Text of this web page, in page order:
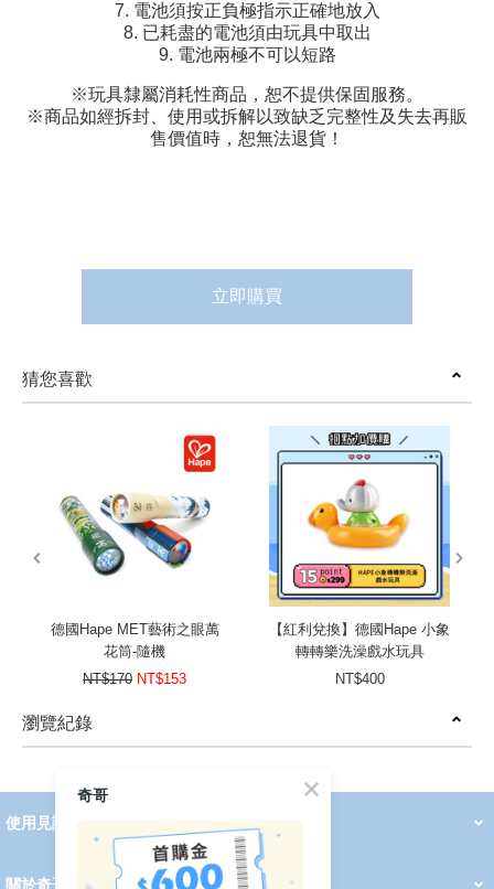
7. 電池須按正負極指示正確地放入
8. 已耗盡的電池須由玩具中取出
9. 電池兩極不可以短路
※玩具隸屬消耗性商品，恕不提供保固服務。
※商品如經拆封、使用或拆解以致缺乏完整性及失去再販
售價值時，恕無法退貨！
立即購買
猜您喜歡
德國Hape MET藝術之眼萬
花筒-隨機
NT$170 NT$153
【紅利兌換】德國Hape 小象
轉轉樂洗澡戲水玩具
NT$400
next
瀏覽紀錄
prev
next
使用見證 線上DM
2026 PADDINGTON 春夏服飾
2026 Peter Rabbit 春夏服飾
2026 CHIC BASICS春夏服飾
2026 Chic“a”Bon 派對禮服系列
2026 Chic“a”Bon 春夏服飾
媽咪購物指南
關於奇哥
會員中心
奇哥